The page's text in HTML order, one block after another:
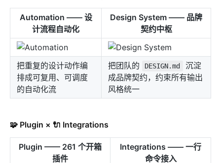
Automation —— 设
计流程自动化
Design System —— 品牌
契约中枢
把重复的设计动作编
排成可复用、可调度
的自动化流
把团队的 DESIGN.md
沉淀
成品牌契约，约束所有输出
风格统一
🧩 Plugin × 🔌 Integrations
Plugin —— 261 个开箱
插件
Integrations —— 一行
命令接入